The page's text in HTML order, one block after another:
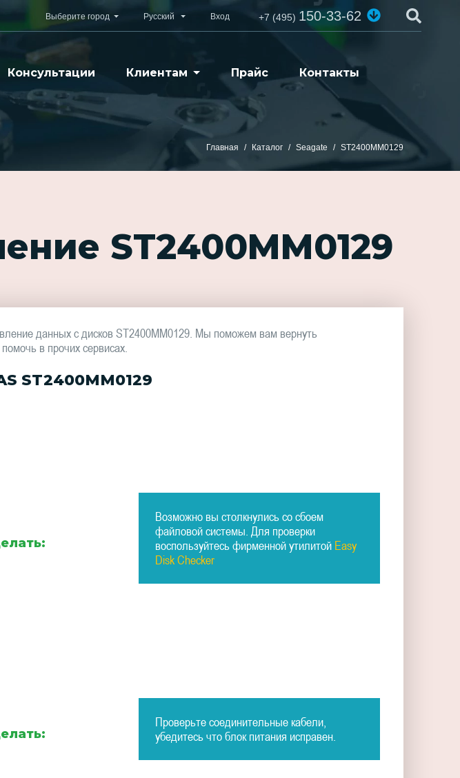
Консультации Клиентам Прайс Контакты
Выберите город Русский Вход +7 (495)150-33-62
Главная Каталог Seagate ST2400MM0129
ST2400MM0129
данных с дисков ST2400MM0129. Мы поможем вам вернуть
в прочих сервисах.
ST2400MM0129
Возможно вы столкнулись со сбоем
файловой системы. Для проверки
воспользуйтесь фирменной утилитой Easy
Disk Checker
Проверьте соединительные кабели,
убедитесь что блок питания исправен.